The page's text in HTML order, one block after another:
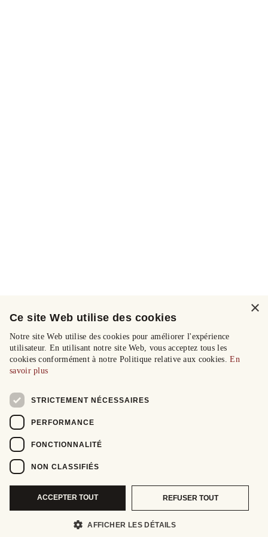
×
Ce site Web utilise des cookies
Notre site Web utilise des cookies pour améliorer l'expérience
utilisateur. En utilisant notre site Web, vous acceptez tous les
cookies conformément à notre Politique relative aux cookies.En
savoir plus
STRICTEMENT NÉCESSAIRES
PERFORMANCE
FONCTIONNALITÉ
NON CLASSIFIÉS
ACCEPTER TOUT REFUSER TOUT
AFFICHER LES DÉTAILS